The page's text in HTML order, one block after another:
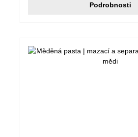
Podrobnosti